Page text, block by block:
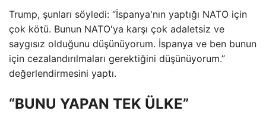
Trump, şunları söyledi: “İspanya'nın yaptığı NATO için
çok kötü. Bunun NATO'ya karşı çok adaletsiz ve
saygısız olduğunu düşünüyorum. İspanya ve ben bunun
için cezalandırılmaları gerektiğini düşünüyorum.”
değerlendirmesini yaptı.
“BUNU YAPAN TEK ÜLKE”